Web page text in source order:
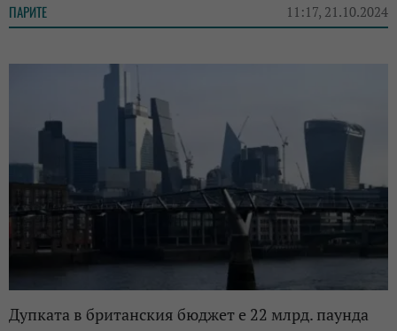
ПАРИТЕ 11:17, 21.10.2024
Дупката в британския бюджет е 22 млрд. паунда